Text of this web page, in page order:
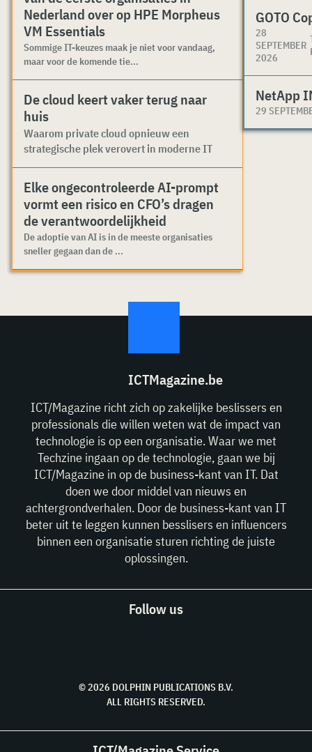
Nederland over op HPE Morpheus
VM Essentials
Sommige IT-keuzes maak je niet voor vandaag,
maar voor de komende tie...
De cloud keert vaker terug naar
huis
Waarom private cloud opnieuw een
strategische plek verovert in moderne IT
Elke ongecontroleerde AI-prompt
vormt een risico en CFO’s dragen
de verantwoordelijkheid
De adoptie van AI is in de meeste organisaties
sneller gegaan dan de ...
GOTO
28
SEPTEMBER
2026
NetApp
29
ICTMagazine.be
ICT/Magazine richt zich op zakelijke beslissers en
professionals die willen weten wat de impact van
technologie is op een organisatie. Waar we met
Techzine ingaan op de technologie, gaan we bij
ICT/Magazine in op de business-kant van IT. Dat
doen we door middel van nieuws en
achtergrondverhalen. Door de business-kant van IT
beter uit te leggen kunnen besslisers en influencers
binnen een organisatie sturen richting de juiste
oplossingen.
Follow us
© 2026 DOLPHIN PUBLICATIONS B.V.
ALL RIGHTS RESERVED.